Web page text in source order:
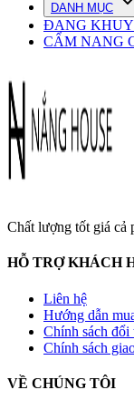
DANH MỤC
ĐANG
CẨM NANG
Chất lượng tốt giá cả
HỖ TRỢ KHÁCH
Liên hệ
Hướng dẫn
Chính sách đổi
Chính sách
VỀ CHÚNG TÔI